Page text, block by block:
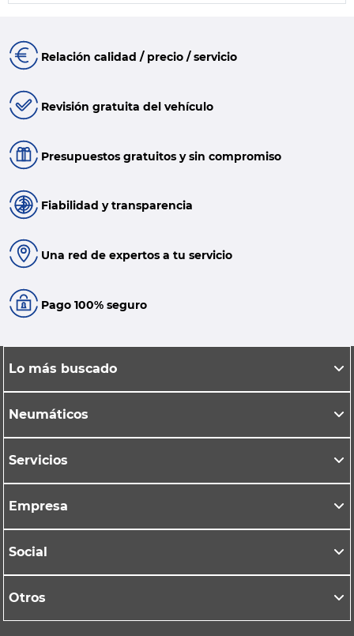
Relación calidad / precio / servicio
Revisión gratuita del vehículo
Presupuestos gratuitos y sin compromiso
Fiabilidad y transparencia
Una red de expertos a tu servicio
Pago 100% seguro
Lo más buscado
Neumáticos
Servicios
Empresa
Social
Otros